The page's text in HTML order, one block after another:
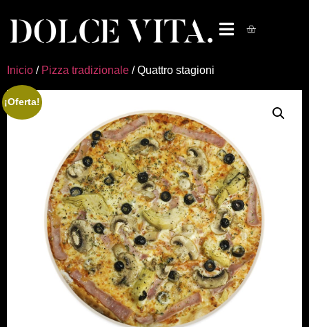
Inicio / Pizza tradizionale / Quattro stagioni
¡Oferta!